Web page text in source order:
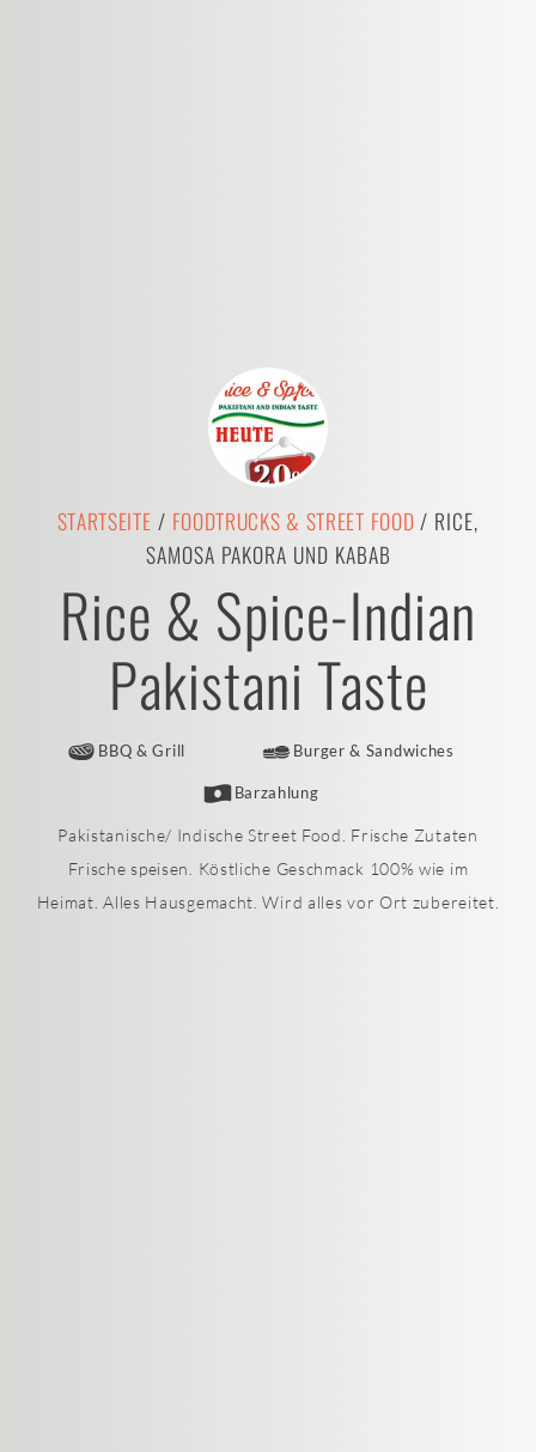
STARTSEITE / FOODTRUCKS & STREET FOOD/ RICE,
SAMOSA PAKORA UND KABAB
Rice & Spice-Indian
Pakistani Taste
BBQ & Grill Burger & Sandwiches
Barzahlung
Pakistanische/ Indische Street Food. Frische Zutaten
Frische speisen. Köstliche Geschmack 100% wie im
Heimat. Alles Hausgemacht. Wird alles vor Ort zubereitet.